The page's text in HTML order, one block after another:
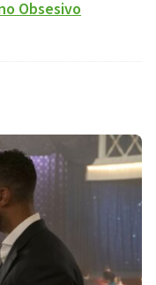
Obsesivo